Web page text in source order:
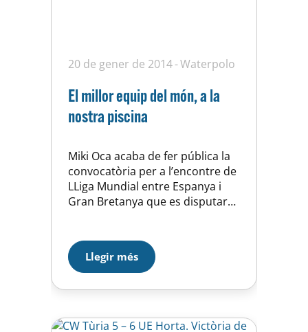
20 de gener de 2014 Waterpolo
El millor equip del món, a la
nostra piscina
Miki Oca acaba de fer pública la
convocatòria per a l’encontre de
LLiga Mundial entre Espanya i
Gran Bretanya que es disputarà
presència de totes les jugadores
campiones del món a Barcelona,
amb una excepció, Roser
Tarragó (que es troba a Estats
Llegir més